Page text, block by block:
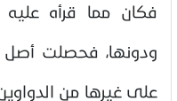
فكان مما قرأه عليه
ودونها، فحصلت أصل
على غيرها من الدواوين